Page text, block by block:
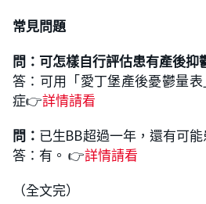
常見問題
問：可怎樣自行評估患有產後抑
答：可用「愛丁堡產後憂鬱量
症👉詳情請看
問： 已生BB超過一年，還有可
答：有。 👉詳情請看
（全文完）